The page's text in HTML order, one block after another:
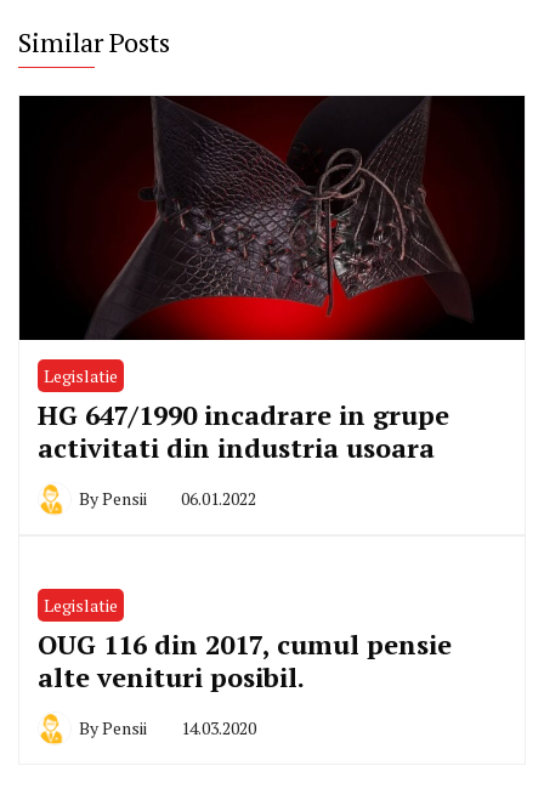
Similar Posts
Legislatie
HG 647/1990 incadrare in grupe
activitati din industria usoara
ByPensii 06.01.2022
Legislatie
OUG 116 din 2017, cumul pensie
alte venituri posibil.
ByPensii 14.03.2020